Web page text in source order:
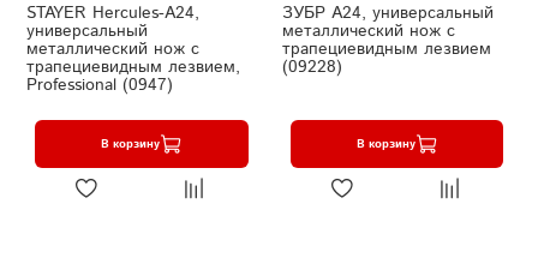
STAYER Hercules-A24,
универсальный
металлический нож с
трапециевидным лезвием,
Professional (0947)
В корзину
ЗУБР А24, универсальный
металлический нож с
трапециевидным лезвием
(09228)
В корзину